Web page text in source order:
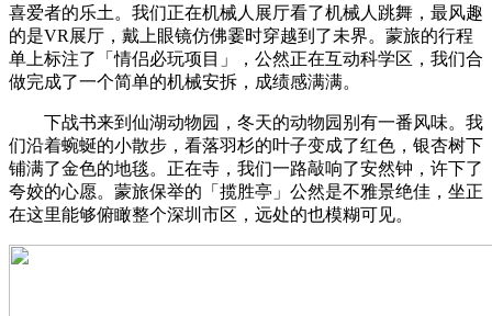
喜爱者的乐土。我们正在机械人展厅看了机械人跳舞，最风趣
的是VR展厅，戴上眼镜仿佛霎时穿越到了未界。蒙旅的行程
单上标注了「情侣必玩项目」，公然正在互动科学区，我们合
做完成了一个简单的机械安拆，成绩感满满。
下战书来到仙湖动物园，冬天的动物园别有一番风味。我
们沿着蜿蜒的小散步，看落羽杉的叶子变成了红色，银杏树下
铺满了金色的地毯。正在寺，我们一路敲响了安然钟，许下了
夸姣的心愿。蒙旅保举的「揽胜亭」公然是不雅景绝佳，坐正
在这里能够俯瞰整个深圳市区，远处的也模糊可见。